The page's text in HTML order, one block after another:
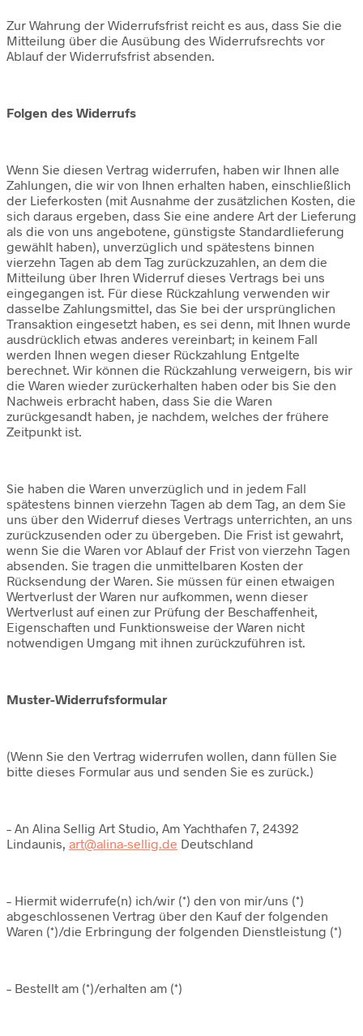
Zur Wahrung der Widerrufsfrist reicht es aus, dass Sie die
Mitteilung über die Ausübung des Widerrufsrechts vor
Ablauf der Widerrufsfrist absenden.
Folgen des Widerrufs
Wenn Sie diesen Vertrag widerrufen, haben wir Ihnen alle
Zahlungen, die wir von Ihnen erhalten haben, einschließlich
der Lieferkosten (mit Ausnahme der zusätzlichen Kosten, die
sich daraus ergeben, dass Sie eine andere Art der Lieferung
als die von uns angebotene, günstigste Standardlieferung
gewählt haben), unverzüglich und spätestens binnen
vierzehn Tagen ab dem Tag zurückzuzahlen, an dem die
Mitteilung über Ihren Widerruf dieses Vertrags bei uns
eingegangen ist. Für diese Rückzahlung verwenden wir
dasselbe Zahlungsmittel, das Sie bei der ursprünglichen
Transaktion eingesetzt haben, es sei denn, mit Ihnen wurde
ausdrücklich etwas anderes vereinbart; in keinem Fall
werden Ihnen wegen dieser Rückzahlung Entgelte
berechnet. Wir können die Rückzahlung verweigern, bis wir
die Waren wieder zurückerhalten haben oder bis Sie den
Nachweis erbracht haben, dass Sie die Waren
zurückgesandt haben, je nachdem, welches der frühere
Zeitpunkt ist.
Sie haben die Waren unverzüglich und in jedem Fall
spätestens binnen vierzehn Tagen ab dem Tag, an dem Sie
uns über den Widerruf dieses Vertrags unterrichten, an uns
zurückzusenden oder zu übergeben. Die Frist ist gewahrt,
wenn Sie die Waren vor Ablauf der Frist von vierzehn Tagen
absenden. Sie tragen die unmittelbaren Kosten der
Rücksendung der Waren. Sie müssen für einen etwaigen
Wertverlust der Waren nur aufkommen, wenn dieser
Wertverlust auf einen zur Prüfung der Beschaffenheit,
Eigenschaften und Funktionsweise der Waren nicht
notwendigen Umgang mit ihnen zurückzuführen ist.
Muster-Widerrufsformular
(Wenn Sie den Vertrag widerrufen wollen, dann füllen Sie
bitte dieses Formular aus und senden Sie es zurück.)
– An Alina Sellig Art Studio, Am Yachthafen 7, 24392
Lindaunis, art@alina-sellig.de Deutschland
– Hiermit widerrufe(n) ich/wir (*) den von mir/uns (*)
abgeschlossenen Vertrag über den Kauf der folgenden
Waren (*)/die Erbringung der folgenden Dienstleistung (*)
– Bestellt am (*)/erhalten am (*)